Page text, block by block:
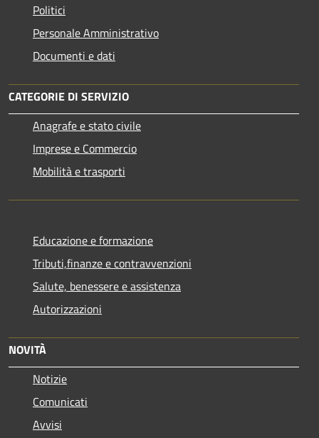
Politici
Personale Amministrativo
Documenti e dati
CATEGORIE DI SERVIZIO
Anagrafe e stato civile
Imprese e Commercio
Mobilità e trasporti
Educazione e formazione
Tributi,finanze e contravvenzioni
Salute, benessere e assistenza
Autorizzazioni
NOVITÀ
Notizie
Comunicati
Avvisi